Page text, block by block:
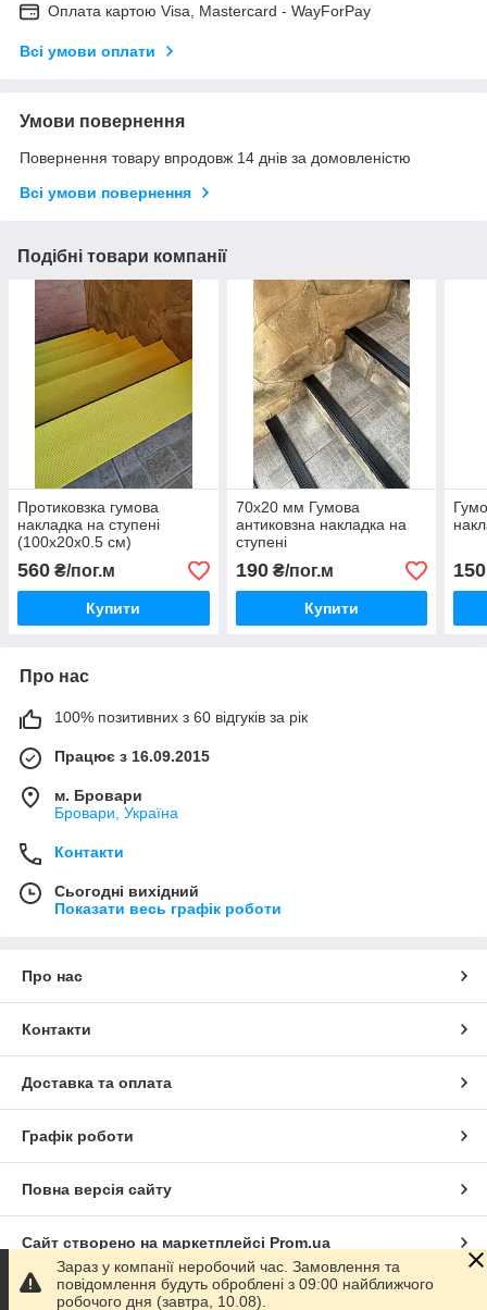
Оплата картою Visa, Mastercard - WayForPay
Всі умови оплати
Умови повернення
Повернення товару впродовж 14 днів за домовленістю
Всі умови повернення
Подібні товари компанії
Протиковзка гумова
накладка на ступені
(100х20х0.5 см)
560 ₴/пог.м
Купити
70х20 мм Гумова
антиковзна накладка на
ступені
190₴/пог.м
Купити
150
Про нас
100% позитивних з 60 відгуків за рік
Працює з 16.09.2015
м. Бровари
Бровари, Україна
Контакти
Сьогодні вихідний
Показати весь графік роботи
Про нас
Контакти
Доставка та оплата
Графік роботи
Повна версія сайту
Сайт створено на маркетплейсі Prom.ua
Політика конфіденційності
Зараз у компанії неробочий час. Замовлення та
повідомлення будуть оброблені з 09:00 найближчого
робочого дня (завтра, 10.08).